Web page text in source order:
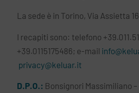
La sede è in Torino, Via Assietta
I recapiti sono: telefono
+39.0115175486; e-mail
privacy@keluar.it
D.P.O.: Bonsignori Massimiliano